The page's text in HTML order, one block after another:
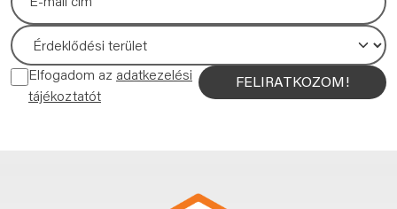
Elfogadom az adatkezelési
tájékoztatót
FELIRATKOZOM!